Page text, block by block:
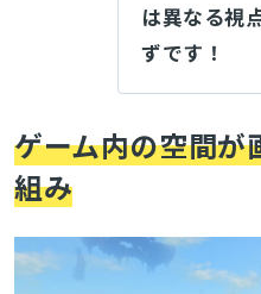
は異なる視
ずです！
ゲーム内の空間が
組み